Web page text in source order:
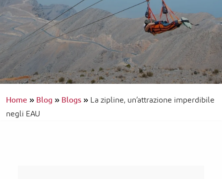
Home»Blog»Blogs»La zipline, un’attrazione imperdibile
negli EAU